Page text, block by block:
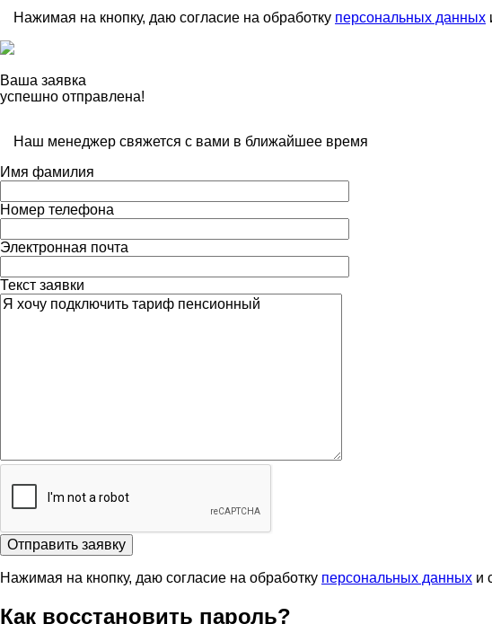
Нажимая на кнопку, даю согласие на обработку персональных данных
Ваша заявка
успешно отправлена!
Наш менеджер свяжется с вами в ближайшее время
Имя фамилия
Номер телефона
Электронная почта
Текст заявки
Отправить заявку
Нажимая на кнопку, даю согласие на обработку персональных данных и
Как восстановить пароль?